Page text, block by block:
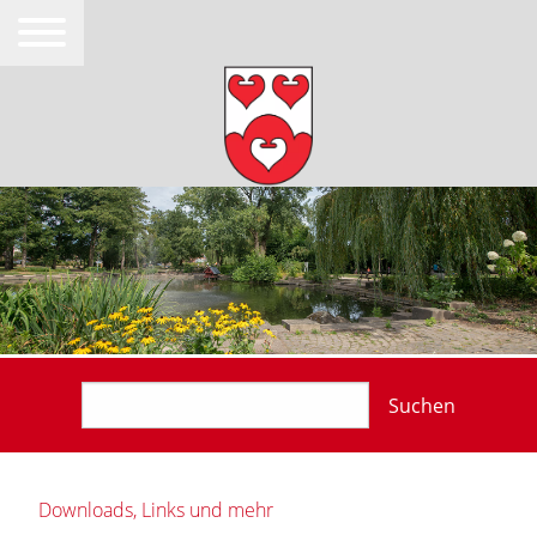
Suchen
Downloads, Links und mehr